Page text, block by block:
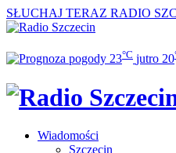
SŁUCHAJ TERAZ RADIO
23°C jutro 20
Wiadomości
Szczecin